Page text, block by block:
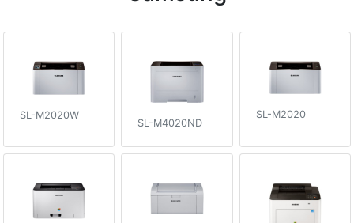
SL-M2020W
SL-M4020ND
SL-M2020